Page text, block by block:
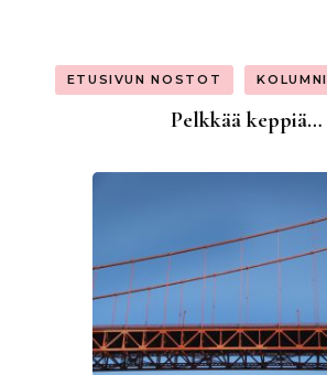
ETUSIVUN NOSTOT KOLUMNI
Pelkkää keppiä…